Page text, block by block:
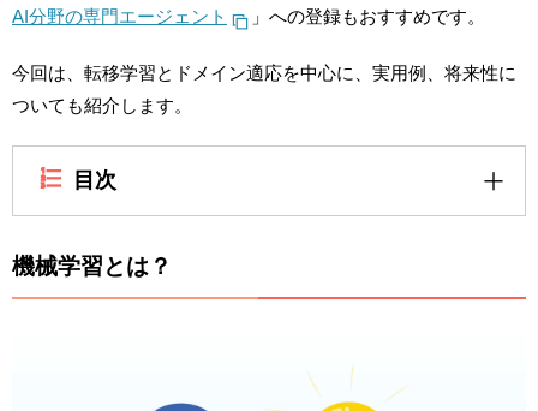
AI分野の専門エージェント
」への登録もおすすめです。
今回は、転移学習とドメイン適応を中心に、実用例、将来性に
ついても紹介します。
目次
機械学習とは？